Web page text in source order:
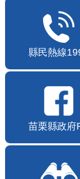
縣民熱線
苗栗縣政府